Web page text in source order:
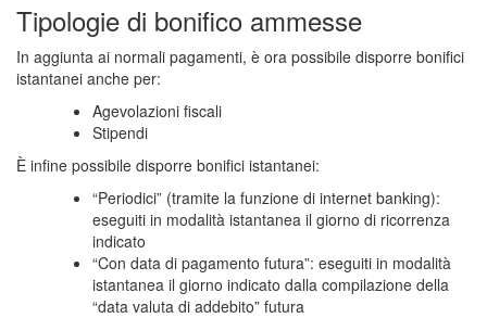
Tipologie di bonifico ammesse
In aggiunta ai normali pagamenti, è ora possibile disporre bonifici
istantanei anche per:
Agevolazioni fiscali
Stipendi
È infine possibile disporre bonifici istantanei:
“Periodici” (tramite la funzione di internet banking):
eseguiti in modalità istantanea il giorno di ricorrenza
indicato
“Con data di pagamento futura”: eseguiti in modalità
istantanea il giorno indicato dalla compilazione della
“data valuta di addebito” futura